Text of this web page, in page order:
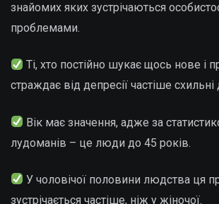
знайомих яких зустрічаються
проблемами.
Ті, хто постійно шукає щось нове і
страждає від депресії частіше схильні
Вік має значення, адже за
лудоманів – це люди до 45 років.
У чоловічої половини людства ця
зустрічається частіше, ніж у жіночої.